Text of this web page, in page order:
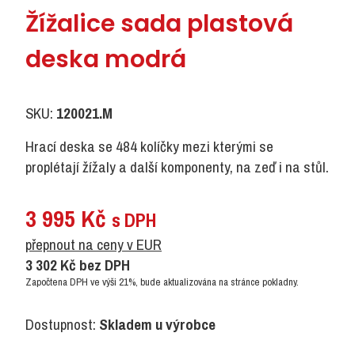
Žížalice sada plastová
deska modrá
SKU: 120021.M
Hrací deska se 484 kolíčky mezi kterými se
proplétají žížaly a další komponenty, na zeď i na stůl.
3 995 Kč s DPH
přepnout na ceny v EUR
3 302Kč bez DPH
Započtena DPH ve výši 21%, bude aktualizována na stránce pokladny.
Dostupnost: Skladem u výrobce